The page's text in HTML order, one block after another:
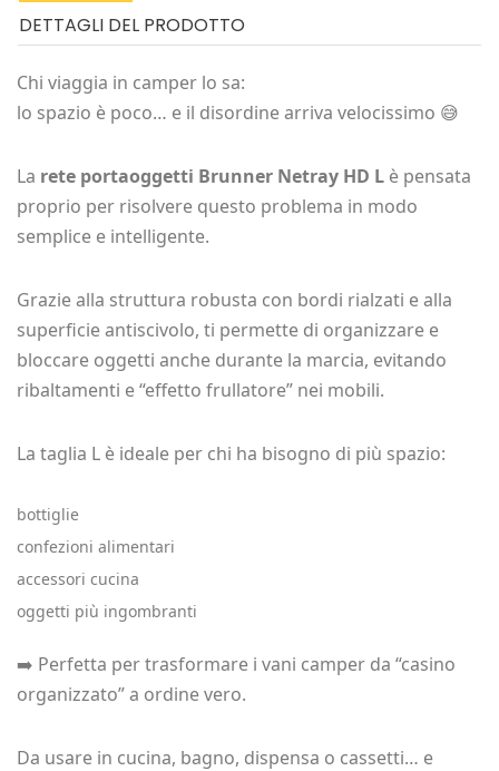
DETTAGLI DEL PRODOTTO
Chi viaggia in camper lo sa:
lo spazio è poco… e il disordine arriva velocissimo 😅
La rete portaoggetti Brunner Netray HD L è pensata
proprio per risolvere questo problema in modo
semplice e intelligente.
Grazie alla struttura robusta con bordi rialzati e alla
superficie antiscivolo, ti permette di organizzare e
bloccare oggetti anche durante la marcia, evitando
ribaltamenti e “effetto frullatore” nei mobili.
La taglia L è ideale per chi ha bisogno di più spazio:
bottiglie
confezioni alimentari
accessori cucina
oggetti più ingombranti
➡️ Perfetta per trasformare i vani camper da “casino
organizzato” a ordine vero.
Da usare in cucina, bagno, dispensa o cassetti… e